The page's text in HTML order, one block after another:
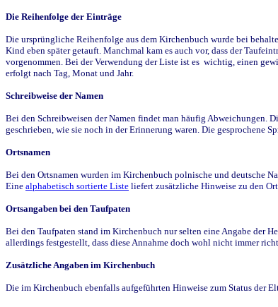
Die Reihenfolge der Einträge
Die ursprüngliche Reihenfolge aus dem Kirchenbuch wurde bei
Kind eben später getauft. Manchmal kam es auch vor, dass der
vorgenommen. Bei der Verwendung der Liste ist es wichtig, einen
erfolgt nach Tag, Monat und Jahr.
Schreibweise der Namen
Bei den Schreibweisen der Namen findet man häufig Abweichungen.
geschrieben, wie sie noch in der Erinnerung waren. Die gesprochene
Ortsnamen
Bei den Ortsnamen wurden im Kirchenbuch polnische und deutsche
Eine alphabetisch sortierte Liste liefert zusätzliche Hinweise zu den
Ortsangaben bei den Taufpaten
Bei den Taufpaten stand im Kirchenbuch nur selten eine Angabe der
allerdings festgestellt, dass diese Annahme doch wohl nicht immer
Zusätzliche Angaben im Kirchenbuch
Die im Kirchenbuch ebenfalls aufgeführten Hinweise zum Status der